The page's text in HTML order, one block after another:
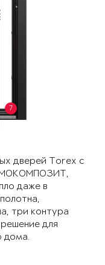
7
дверей Torex с
даже в
три контура
для
дома.